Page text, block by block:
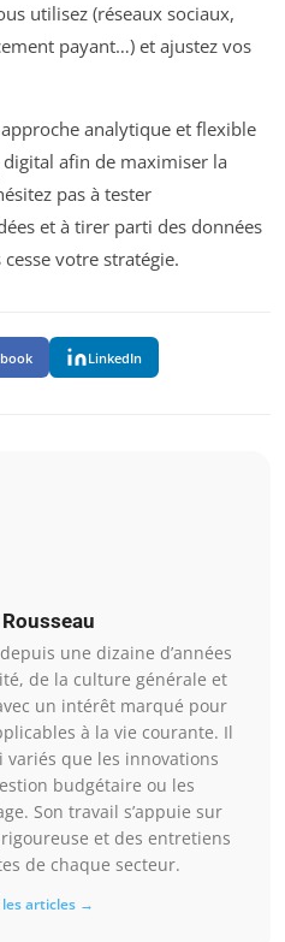
utilisez (réseaux sociaux,
payant…) et ajustez vos
analytique et flexible
afin de maximiser la
pas à tester
et à tirer parti des données
votre stratégie.
LinkedIn
une dizaine d’années
de la culture générale et
un intérêt marqué pour
à la vie courante. Il
que les innovations
budgétaire ou les
Son travail s’appuie sur
et des entretiens
de chaque secteur.
articles →